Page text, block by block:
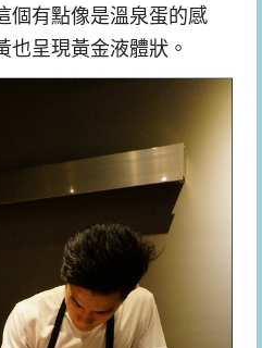
個有點像是溫泉蛋的感
也呈現黃金液體狀。